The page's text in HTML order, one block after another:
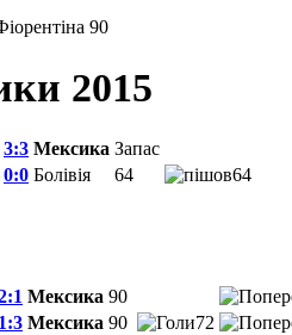
90
2015
3:3 Мексика Запас
0:0 Болівія 64 64
Мексика 90
1:3 Мексика 90
72